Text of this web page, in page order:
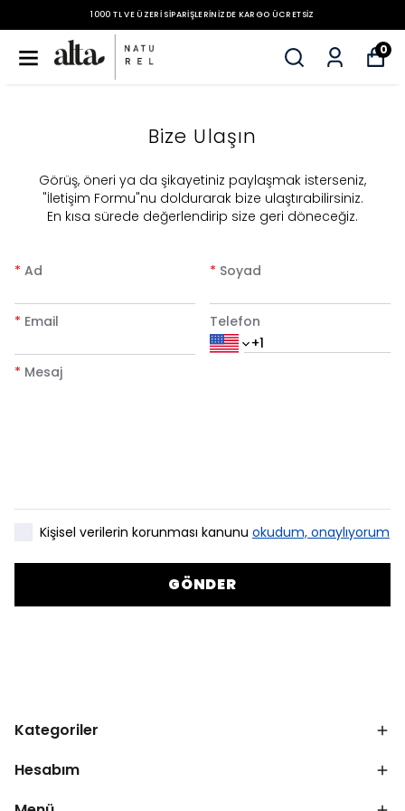
1000 TL VE ÜZERI SIPARIŞLERINIZDE KARGO ÜCRETSIZ
0
Bize Ulaşın
​Görüş, öneri ya da şikayetiniz paylaşmak isterseniz,
"İletişim Formu"nu doldurarak bize ulaştırabilirsiniz.
En kısa sürede değerlendirip size geri döneceğiz.
* Ad * Soyad
* Email Telefon
* Mesaj
Kişisel verilerin korunması kanunu okudum, onaylıyorum
GÖNDER
Kategoriler
Hesabım